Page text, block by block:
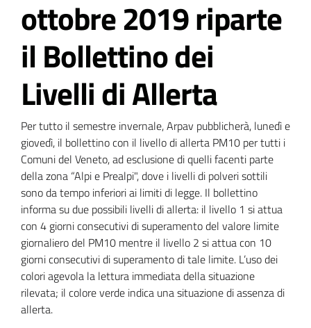
TERRITORIO
SERVIZI
DATI
AMBIENTALI
Seguici
su
ottobre 2019 riparte
il Bollettino dei
Livelli di Allerta
Per tutto il semestre invernale, Arpav pubblicherà, lunedì e
giovedì, il bollettino con il livello di allerta PM10 per tutti i
Comuni del Veneto, ad esclusione di quelli facenti parte
della zona “Alpi e Prealpi", dove i livelli di polveri sottili
sono da tempo inferiori ai limiti di legge. Il bollettino
informa su due possibili livelli di allerta: il livello 1 si attua
con 4 giorni consecutivi di superamento del valore limite
giornaliero del PM10 mentre il livello 2 si attua con 10
giorni consecutivi di superamento di tale limite. L’uso dei
colori agevola la lettura immediata della situazione
rilevata; il colore verde indica una situazione di assenza di
allerta.